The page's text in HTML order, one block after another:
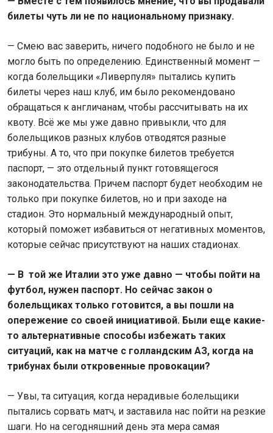
билеты чуть ли не по национальному признаку.
— Смею вас заверить, ничего подобного не было и не
могло быть по определению. Единственный момент —
когда болельщики «Ливерпуля» пытались купить
билеты через наш клуб, им было рекомендовано
обращаться к англичанам, чтобы рассчитывать на их
квоту. Всё же мы уже давно привыкли, что для
болельщиков разных клубов отводятся разные
трибуны. А то, что при покупке билетов требуется
паспорт, — это отдельный пункт готовящегося
законодательства. Причем паспорт будет необходим не
только при покупке билетов, но и при заходе на
стадион. Это нормальный международный опыт,
который поможет избавиться от негативных моментов,
которые сейчас присутствуют на наших стадионах.
— В той же Италии это уже давно — чтобы пойти на
футбол, нужен паспорт. Но сейчас закон о
болельщиках только готовится, а вы пошли на
опережение со своей инициативой. Были еще какие-
то альтернативные способы избежать таких
ситуаций, как на матче с голландским АЗ, когда на
трибунах были откровенные провокации?
— Увы, та ситуация, когда нерадивые болельщики
пытались сорвать матч, и заставила нас пойти на резкие
шаги. Но на сегодняшний день эта мера самая